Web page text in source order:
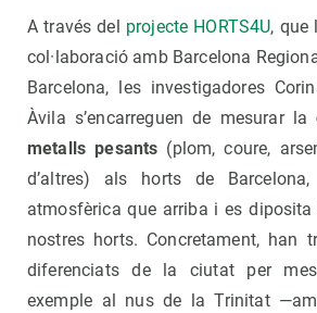
A través del projecte HORTS4U, que
col·laboració amb Barcelona
Barcelona, les investigadores
Àvila s’encarreguen de mesurar la
metalls pesants (plom, coure,
d’altres) als horts de
atmosfèrica que arriba i es
nostres horts. Concretament, han
diferenciats de la ciutat per
exemple al nus de la Trinitat